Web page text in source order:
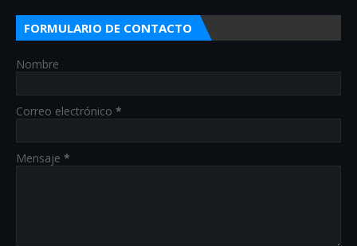
FORMULARIO DE CONTACTO
Nombre
Correo electrónico *
Mensaje *